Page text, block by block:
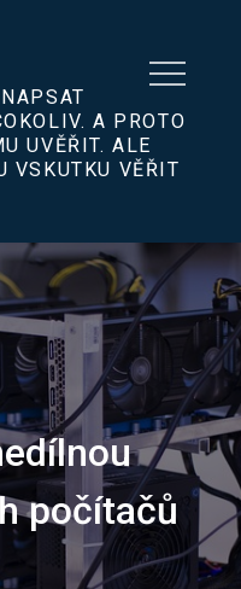
A PROTO
UVĚŘIT. ALE
VSKUTKU VĚŘIT
počítačů